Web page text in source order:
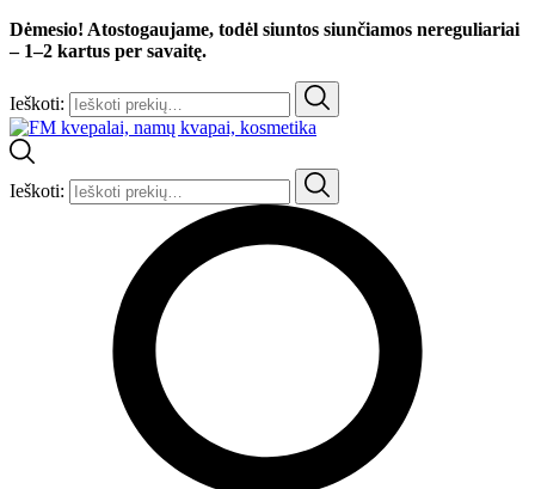
Dėmesio! Atostogaujame, todėl siuntos siunčiamos nereguliariai
– 1–2 kartus per savaitę.
Ieškoti:
Ieškoti: